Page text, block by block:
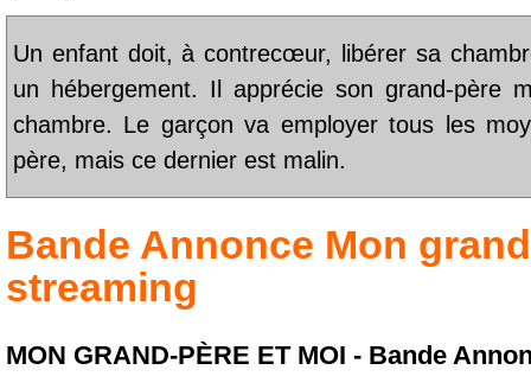
Un enfant doit, à contrecœur, libérer sa
un hébergement. Il apprécie son grand-père
chambre. Le garçon va employer tous les
père, mais ce dernier est malin.
Bande Annonce Mon
streaming
MON GRAND-PÈRE ET MOI - Bande